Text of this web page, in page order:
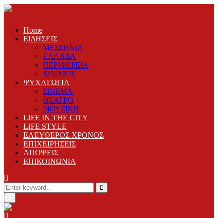
Home
ΕΙΔΗΣΕΙΣ
ΜΕΣΣΗΝΙΑ
ΕΛΛΑΔΑ
ΠΕΡΙΦΕΡΕΙΑ
ΚΟΣΜΟΣ
ΨΥΧΑΓΩΓΙΑ
ΣΙΝΕΜΑ
ΘΕΑΤΡΟ
ΜΟΥΣΙΚΗ
LIFE IN THE CITY
LIFE STYLE
ΕΛΕΥΘΕΡΟΣ ΧΡΟΝΟΣ
ΕΠΙΧΕΙΡΗΣΕΙΣ
ΑΠΟΨΕΙΣ
ΕΠΙΚΟΙΝΩΝΙΑ
Search
for:
Search
Menu